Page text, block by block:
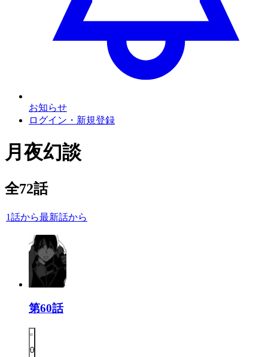
お知らせ
ログイン・新規登録
月夜幻談
全72話
1話から最新話から
第60話
0